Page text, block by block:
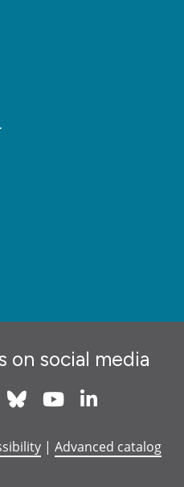
on social media
Instagram
Bluesky Youtube
| Advanced catalog